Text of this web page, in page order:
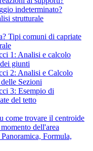
indeterminato?
strutturale
Tipi comuni di capriate
1: Analisi e calcolo
giunti
2: Analisi e Calcolo
Sezioni
3: Esempio di
del tetto
come trovare il centroide
dell'area
Formula,